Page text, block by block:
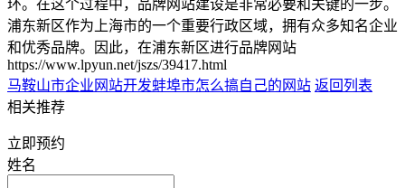
环。在这个过程中，品牌网站建设是非常必要和关键的一步。
浦东新区作为上海市的一个重要行政区域，拥有众多知名企业
和优秀品牌。因此，在浦东新区进行品牌网站
https://www.lpyun.net/jszs/39417.html
马鞍山市企业网站开发蚌埠市怎么搞自己的网站 返回列表
相关推荐
立即预约
姓名